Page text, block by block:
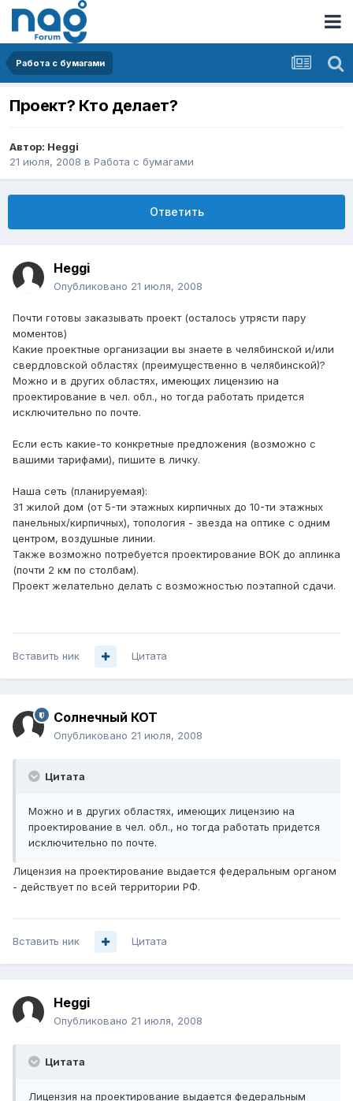
Работа с бумагами
Проект? Кто делает?
Автор: Heggi
21 июля, 2008 в Работа с бумагами
Ответить
Heggi
Опубликовано 21 июля, 2008
Почти готовы заказывать проект (осталось утрясти пару
моментов)
Какие проектные организации вы знаете в челябинской и/или
свердловской областях (преимущественно в челябинской)?
Можно и в других областях, имеющих лицензию на
проектирование в чел. обл., но тогда работать придется
исключительно по почте.
Если есть какие-то конкретные предложения (возможно с
вашими тарифами), пишите в личку.
Наша сеть (планируемая):
31 жилой дом (от 5-ти этажных кирпичных до 10-ти этажных
панельных/кирпичных), топология - звезда на оптике с одним
центром, воздушные линии.
Также возможно потребуется проектирование ВОК до аплинка
(почти 2 км по столбам).
Проект желательно делать с возможностью поэтапной сдачи.
Вставить ник Цитата
Солнечный КОТ
Опубликовано 21 июля, 2008
Цитата
Можно и в других областях, имеющих лицензию на
проектирование в чел. обл., но тогда работать придется
исключительно по почте.
Лицензия на проектирование выдается федеральным органом
- действует по всей территории РФ.
Вставить ник Цитата
Heggi
Опубликовано 21 июля, 2008
Цитата
Лицензия на проектирование выдается федеральным